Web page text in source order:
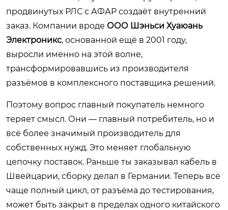
продвинутых РЛС с АФАР создаёт внутренний
заказ. Компании вроде ООО Шэньси Хуаюань
Электроникс, основанной ещё в 2001 году,
выросли именно на этой волне,
трансформировавшись из производителя
разъёмов в комплексного поставщика решений.
Поэтому вопрос главный покупатель немного
теряет смысл. Они — главный потребитель, но и
всё более значимый производитель для
собственных нужд. Это меняет глобальную
цепочку поставок. Раньше ты заказывал кабель в
Швейцарии, сборку делал в Германии. Теперь всё
чаще полный цикл, от разъёма до тестирования,
может быть закрыт в пределах одного китайского